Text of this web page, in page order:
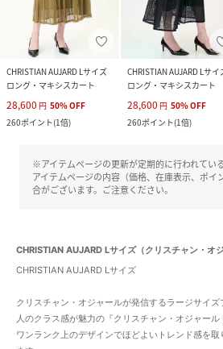
CHRISTIAN AUJARD Lサイズ
ロング・マキシスカート
28,600 円 50%OFF
260ポイント(1倍)
CHRISTIAN AUJARD Lサイ
ロング・マキシスカート
28,600 円 50%OFF
260ポイント(1倍)
※アイテムページの更新が定期的に行われてい
アイテムページの内容（価格、在庫表示、ポイ
合がございます。ご注意ください。
CHRISTIAN AUJARD Lサイズ（クリスチャン・オ
CHRISTIAN AUJARD Lサイズ
クリスチャン・オジャールが発信するラージサイズ
人のクラス感が魅力の『クリスチャン・オジャール
ワンランク上のデザインでほどよいトレンド感を